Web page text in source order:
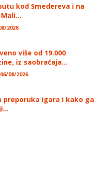
kod Smedereva i na
2026
više od 19.000
iz saobraćaja...
06/08/2026
preporuka igara i kako ga